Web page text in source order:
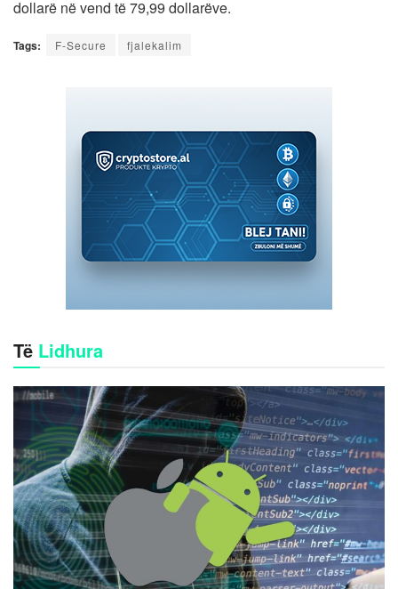
dollarë në vend të 79,99 dollarëve.
Tags: F-Secure fjalekalim
Të Lidhura